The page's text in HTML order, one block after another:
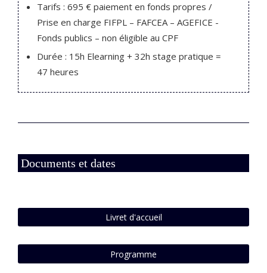
Tarifs : 695 € paiement en fonds propres /
Prise en charge FIFPL – FAFCEA – AGEFICE -
Fonds publics – non éligible au CPF
Durée : 15h Elearning + 32h stage pratique =
47 heures
Documents et dates
Livret d'accueil
Programme